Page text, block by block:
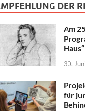
DER
Am
30.
für